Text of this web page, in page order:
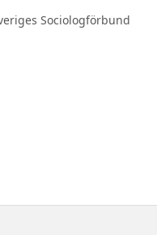
Sociologförbund